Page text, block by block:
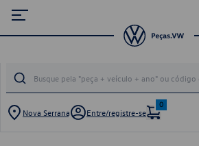
Nova Serrana Entre/registre-se
0